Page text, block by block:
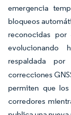
emergencia
bloqueos
reconocidas
evolucionando
respaldada
correcciones
permiten que
corredores